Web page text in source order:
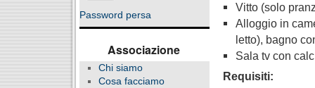
Password persa
Associazione
Chi siamo
Cosa facciamo
Vitto (solo
Alloggio in
letto), bagno
Sala tv con
Requisiti: